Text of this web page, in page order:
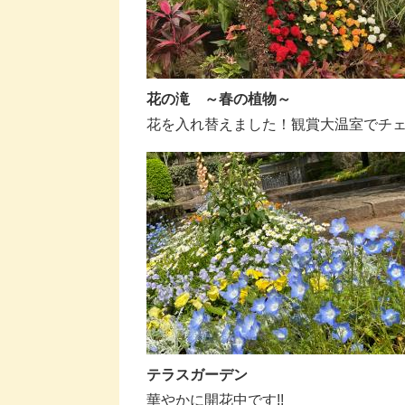
花の滝 ～春の植物～
花を入れ替えました！観賞大温室でチ
テラスガーデン
華やかに開花中です!!